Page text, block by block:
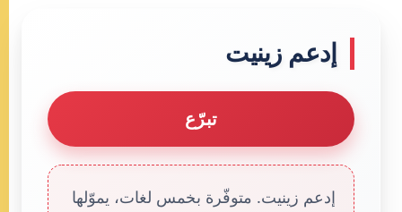
إدعم زينيت
تبرّع
إدعم زينيت. متوفّرة بخمس لغات، يموّلها